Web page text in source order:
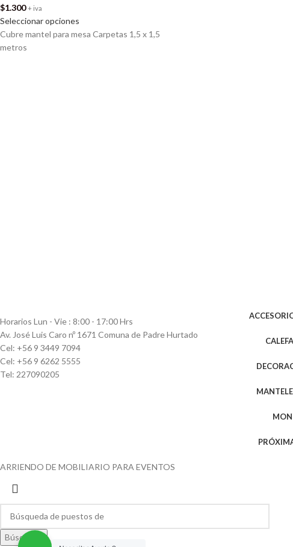
$1.300 + iva
Seleccionar opciones
Cubre mantel para mesa Carpetas 1,5 x 1,5
metros
Horarios Lun - Vie : 8:00 - 17:00 Hrs
Av. José Luis Caro nº 1671 Comuna de Padre Hurtado
Cel: +56 9 3449 7094
Cel: +56 9 6262 5555
Tel: 227090205
ARRIENDO DE MOBILIARIO PARA EVENTOS
Búsqueda